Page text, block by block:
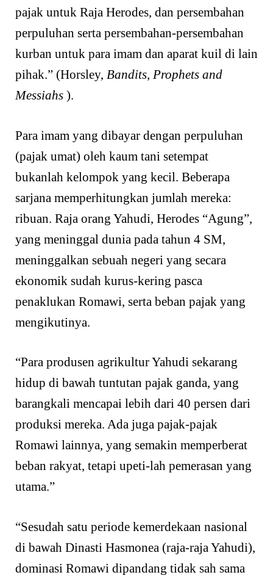
pajak untuk Raja Herodes, dan persembahan
perpuluhan serta persembahan-persembahan
kurban untuk para imam dan aparat kuil di lain
pihak.” (Horsley, Bandits, Prophets and
Messiahs ).
Para imam yang dibayar dengan perpuluhan
(pajak umat) oleh kaum tani setempat
bukanlah kelompok yang kecil. Beberapa
sarjana memperhitungkan jumlah mereka:
ribuan. Raja orang Yahudi, Herodes “Agung”,
yang meninggal dunia pada tahun 4 SM,
meninggalkan sebuah negeri yang secara
ekonomik sudah kurus-kering pasca
penaklukan Romawi, serta beban pajak yang
mengikutinya.
“Para produsen agrikultur Yahudi sekarang
hidup di bawah tuntutan pajak ganda, yang
barangkali mencapai lebih dari 40 persen dari
produksi mereka. Ada juga pajak-pajak
Romawi lainnya, yang semakin memperberat
beban rakyat, tetapi upeti-lah pemerasan yang
utama.”
“Sesudah satu periode kemerdekaan nasional
di bawah Dinasti Hasmonea (raja-raja Yahudi),
dominasi Romawi dipandang tidak sah sama